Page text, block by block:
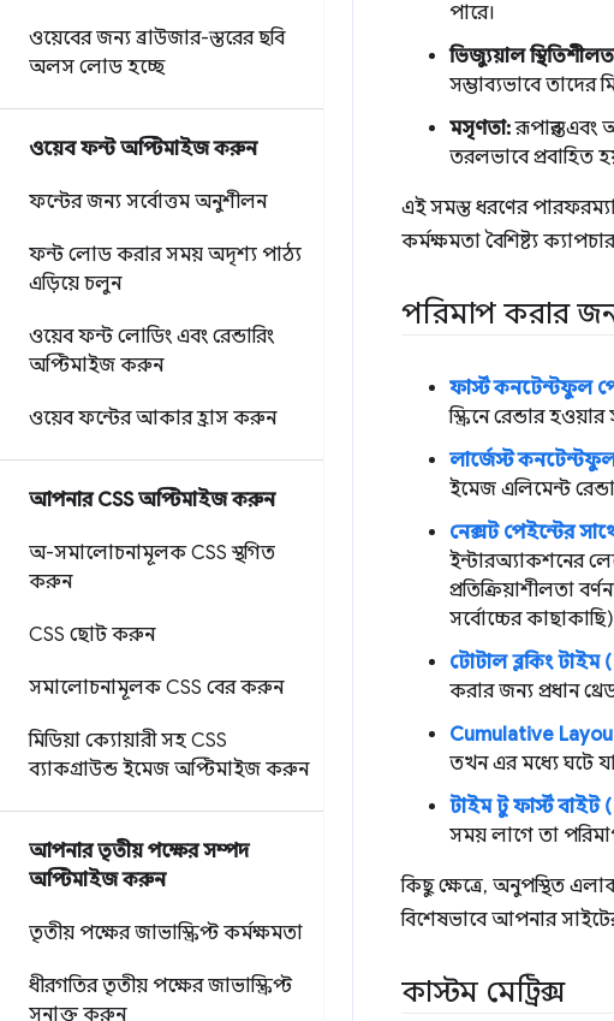
ওয়েবের জন্য ব্রাউজার-স্তরের ছবি
অলস লোড হচ্ছে
ওয়েব ফন্ট অপ্টিমাইজ করুন
ফন্টের জন্য সর্বোত্তম অনুশীলন
ফন্ট লোড করার সময় অদৃশ্য পাঠ্য
এড়িয়ে চলুন
ওয়েব ফন্ট লোডিং এবং রেন্ডারিং
অপ্টিমাইজ করুন
ওয়েব ফন্টের আকার হ্রাস করুন
আপনার CSS অপ্টিমাইজ করুন
অ-সমালোচনামূলক CSS স্থগিত
করুন
CSS ছোট করুন
সমালোচনামূলক CSS বের করুন
মিডিয়া ক্যোয়ারী সহ CSS
ব্যাকগ্রাউন্ড ইমেজ অপ্টিমাইজ করুন
আপনার তৃতীয় পক্ষের সম্পদ
অপ্টিমাইজ করুন
তৃতীয় পক্ষের জাভাস্ক্রিপ্ট কর্মক্ষমতা
ধীরগতির তৃতীয় পক্ষের জাভাস্ক্রিপ্ট
সনাক্ত করুন
পারে।
ভিজ্যুয়াল
সম্ভাব্যভাবে তাদের
মসৃণতা:রূপান্তর
তরলভাবে প্রবাহিত
এই সমস্ত ধরণের
কর্মক্ষমতা বৈশিষ্ট্য
পরিমাপ করার
ফার্স্ট কনটেন্টফুল
স্ক্রিনে রেন্ডার
লার্জেস্ট
ইমেজ এলিমেন্ট
নেক্সট পেইন্টের
ইন্টারঅ্যাকশনের
প্রতিক্রিয়াশীলতা
সর্বোচ্চের কাছাকাছি)
টোটাল ব্লকিং টাইম
করার জন্য প্রধান
Cumulative
তখন এর মধ্যে ঘটে
টাইম টু ফার্স্ট বাইট
সময় লাগে তা
কিছু ক্ষেত্রে, অনুপস্থিত
বিশেষভাবে আপনার
কাস্টম মেট্রিক্স